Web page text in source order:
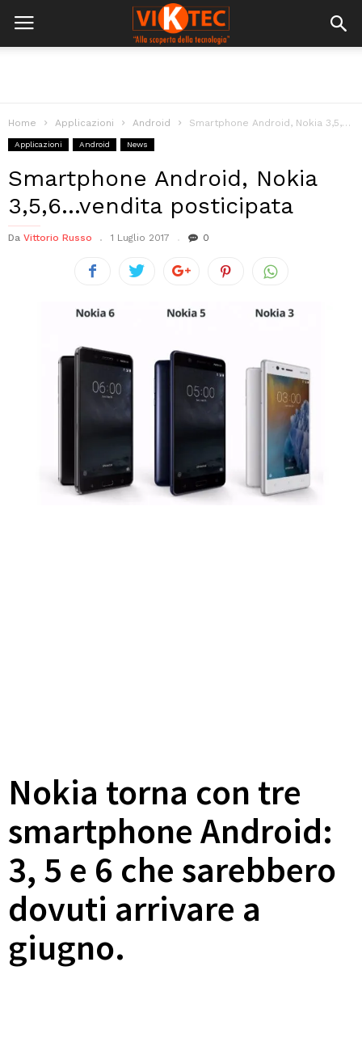
Home Applicazioni Android Smartphone Android, Nokia 3,5,6…vendita posticipata
Applicazioni Android News
Smartphone Android, Nokia
3,5,6…vendita posticipata
Da Vittorio Russo 1 Luglio 2017 0
Nokia torna con tre
smartphone Android:
3, 5 e 6 che sarebbero
dovuti arrivare a
giugno.